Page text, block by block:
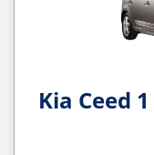
Kia Ceed